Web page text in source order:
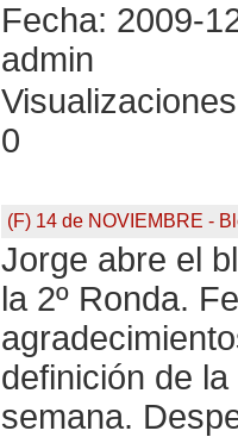
Fecha: 2009-
admin
0
(F) 14 de NOVIEMBRE -
Jorge abre el
la 2º Ronda.
definición de
semana.